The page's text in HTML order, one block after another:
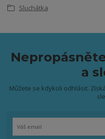
Sluchátka
a
Můžete se kdykoli odhlásit.